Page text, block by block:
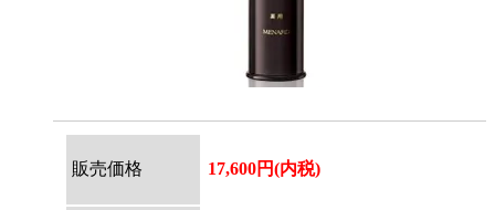
販売価格 17,600円(内税)